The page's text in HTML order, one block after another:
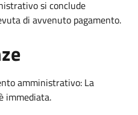
si conclude
di avvenuto pagamento.
amministrativo: La
immediata.